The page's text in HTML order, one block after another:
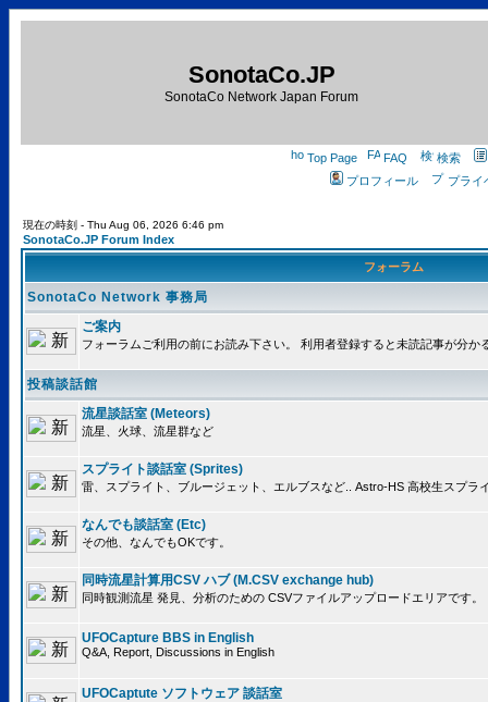
SonotaCo.JP
SonotaCo Network Japan Forum
Top Page FAQ
検索
プロフィール
プライ
現在の時刻 - Thu Aug 06, 2026 6:46 pm
SonotaCo.JP Forum Index
フォーラム
SonotaCo Network 事務局
ご案内
フォーラムご利用の前にお読み下さい。 利用者登録すると未読記事が分か
投稿談話館
流星談話室 (Meteors)
流星、火球、流星群など
スプライト談話室 (Sprites)
雷、スプライト、ブルージェット、エルブスなど.. Astro-HS 高校生スプラ
なんでも談話室 (Etc)
その他、なんでもOKです。
同時流星計算用CSV ハブ (M.CSV exchange hub)
同時観測流星 発見、分析のための CSVファイルアップロードエリアです。
UFOCapture BBS in English
Q&A, Report, Discussions in English
UFOCaptute ソフトウェア 談話室